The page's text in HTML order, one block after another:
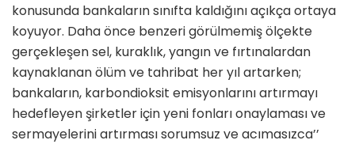
konusunda bankaların sınıfta kaldığını açıkça ortaya
koyuyor. Daha önce benzeri görülmemiş ölçekte
gerçekleşen sel, kuraklık, yangın ve fırtınalardan
kaynaklanan ölüm ve tahribat her yıl artarken;
bankaların, karbondioksit emisyonlarını artırmayı
hedefleyen şirketler için yeni fonları onaylaması ve
sermayelerini artırması sorumsuz ve acımasızca’’